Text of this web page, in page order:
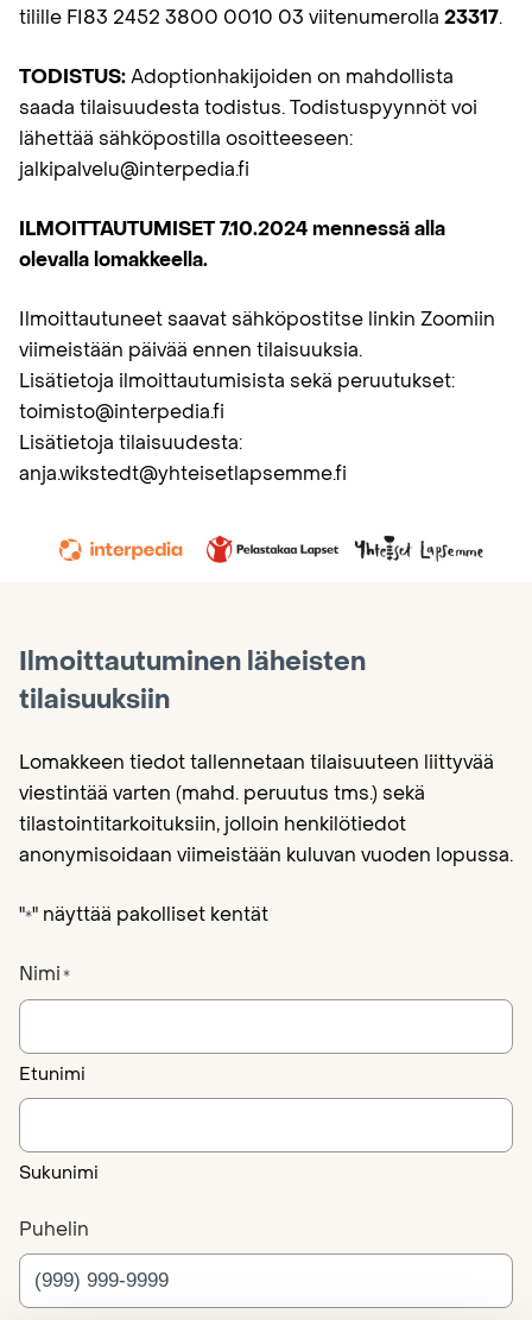
tilille FI83 2452 3800 0010 03 viitenumerolla 23317.
TODISTUS:Adoptionhakijoiden on mahdollista
saada tilaisuudesta todistus. Todistuspyynnöt voi
lähettää sähköpostilla osoitteeseen:
jalkipalvelu@interpedia.fi
ILMOITTAUTUMISET 7.10.2024 mennessä alla
olevalla lomakkeella.
Ilmoittautuneet saavat sähköpostitse linkin Zoomiin
viimeistään päivää ennen tilaisuuksia.
Lisätietoja ilmoittautumisista sekä peruutukset:
toimisto@interpedia.fi
Lisätietoja tilaisuudesta:
anja.wikstedt@yhteisetlapsemme.fi
Ilmoittautuminen läheisten
tilaisuuksiin
Lomakkeen tiedot tallennetaan tilaisuuteen liittyvää
viestintää varten (mahd. peruutus tms.) sekä
tilastointitarkoituksiin, jolloin henkilötiedot
anonymisoidaan viimeistään kuluvan vuoden lopussa.
"*" näyttää pakolliset kentät
Nimi*
Etunimi
Sukunimi
Puhelin